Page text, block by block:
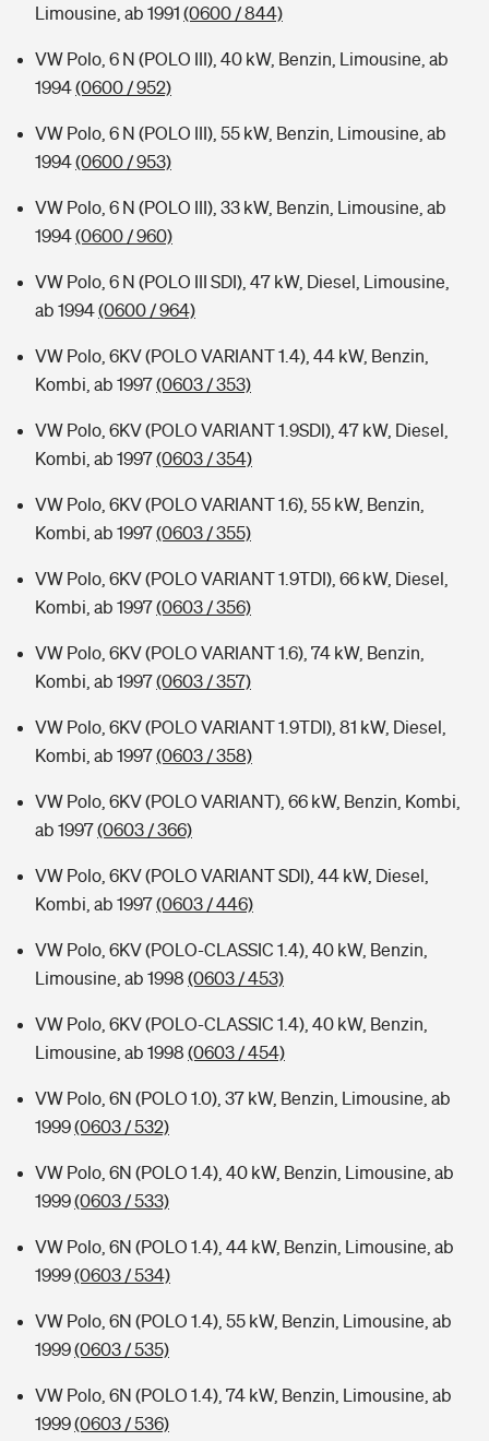
Limousine, ab 1991 (0600 / 844)
VW Polo, 6 N (POLO III), 40 kW, Benzin, Limousine, ab
1994(0600 / 952)
VW Polo, 6 N (POLO III), 55 kW, Benzin, Limousine, ab
1994(0600 / 953)
VW Polo, 6 N (POLO III), 33 kW, Benzin, Limousine, ab
1994(0600 / 960)
VW Polo, 6 N (POLO III SDI), 47 kW, Diesel, Limousine,
ab 1994(0600 / 964)
VW Polo, 6KV (POLO VARIANT 1.4), 44 kW, Benzin,
Kombi, ab 1997(0603 / 353)
VW Polo, 6KV (POLO VARIANT 1.9SDI), 47 kW, Diesel,
Kombi, ab 1997(0603 / 354)
VW Polo, 6KV (POLO VARIANT 1.6), 55 kW, Benzin,
Kombi, ab 1997(0603 / 355)
VW Polo, 6KV (POLO VARIANT 1.9TDI), 66 kW, Diesel,
Kombi, ab 1997(0603 / 356)
VW Polo, 6KV (POLO VARIANT 1.6), 74 kW, Benzin,
Kombi, ab 1997(0603 / 357)
VW Polo, 6KV (POLO VARIANT 1.9TDI), 81 kW, Diesel,
Kombi, ab 1997(0603 / 358)
VW Polo, 6KV (POLO VARIANT), 66 kW, Benzin, Kombi,
ab 1997(0603 / 366)
VW Polo, 6KV (POLO VARIANT SDI), 44 kW, Diesel,
Kombi, ab 1997(0603 / 446)
VW Polo, 6KV (POLO-CLASSIC 1.4), 40 kW, Benzin,
Limousine, ab 1998 (0603 / 453)
VW Polo, 6KV (POLO-CLASSIC 1.4), 40 kW, Benzin,
Limousine, ab 1998 (0603 / 454)
VW Polo, 6N (POLO 1.0), 37 kW, Benzin, Limousine, ab
1999(0603 / 532)
VW Polo, 6N (POLO 1.4), 40 kW, Benzin, Limousine, ab
1999(0603 / 533)
VW Polo, 6N (POLO 1.4), 44 kW, Benzin, Limousine, ab
1999(0603 / 534)
VW Polo, 6N (POLO 1.4), 55 kW, Benzin, Limousine, ab
1999(0603 / 535)
VW Polo, 6N (POLO 1.4), 74 kW, Benzin, Limousine, ab
1999(0603 / 536)